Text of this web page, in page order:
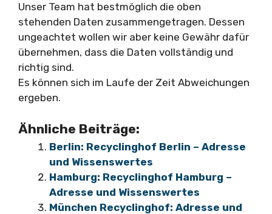
Unser Team hat bestmöglich die oben
stehenden Daten zusammengetragen. Dessen
ungeachtet wollen wir aber keine Gewähr dafür
übernehmen, dass die Daten vollständig und
richtig sind.
Es können sich im Laufe der Zeit Abweichungen
ergeben.
Ähnliche Beiträge:
Berlin: Recyclinghof Berlin – Adresse
und Wissenswertes
Hamburg: Recyclinghof Hamburg –
Adresse und Wissenswertes
München Recyclinghof: Adresse und